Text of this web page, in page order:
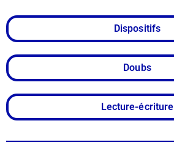
Dispositifs
Doubs
Lecture-écriture